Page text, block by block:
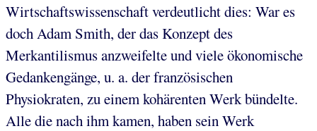
Wirtschaftswissenschaft verdeutlicht dies: War es
doch Adam Smith, der das Konzept des
Merkantilismus anzweifelte und viele ökonomische
Gedankengänge, u. a. der französischen
Physiokraten, zu einem kohärenten Werk bündelte.
Alle die nach ihm kamen, haben sein Werk